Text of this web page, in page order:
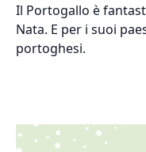
Il Portogallo è
Nata. E per i suoi
portoghesi.